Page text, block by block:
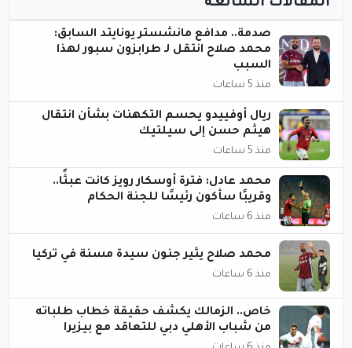
المقالات الشائعة
صدمة.. مدافع مانشستر يونايتد السابق:
محمد صلاح انتقل لـ طرابزون سبور لهذا
السبب
منذ 5 ساعات
ريال أوفييدو يحسم التكهنات بشأن انتقال
هيثم حسن إلى سيلتيك
منذ 5 ساعات
محمد عادل: فترة أوسكار رويز كانت عبثًا..
وقريبًا سأكون رئيسًا للجنة الحكام
منذ 6 ساعات
محمد صلاح يثير جنون سيدة مسنة في تركيا
منذ 6 ساعات
خاص.. الزمالك يكشف حقيقة خطاب طلباته
من شباب الأهلي دبي للتعاقد مع بيزيرا